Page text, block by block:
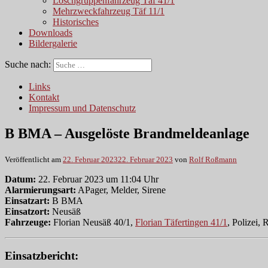
Mehrzweckfahrzeug Täf 11/1
Historisches
Downloads
Bildergalerie
Suche nach:
Links
Kontakt
Impressum und Datenschutz
B BMA – Ausgelöste Brandmeldeanlage
Veröffentlicht am 22. Februar 202322. Februar 2023 von Rolf Roßmann
Datum: 22. Februar 2023 um 11:04 Uhr
Alarmierungsart: APager, Melder, Sirene
Einsatzart: B BMA
Einsatzort: Neusäß
Fahrzeuge: Florian Neusäß 40/1, Florian Täfertingen 41/1 , Polizei,
Einsatzbericht: